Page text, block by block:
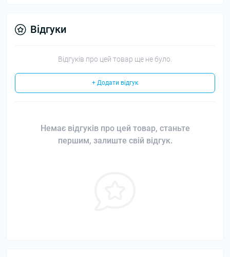
Відгуки
Відгуків про цей товар ще не було.
+ Додати відгук
Немає відгуків про цей товар, станьте
першим, залиште свій відгук.